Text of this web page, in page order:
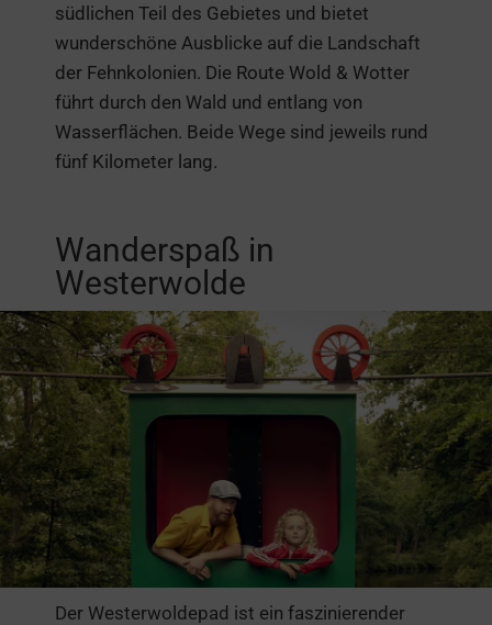
südlichen Teil des Gebietes und bietet
wunderschöne Ausblicke auf die Landschaft
der Fehnkolonien. Die Route Wold & Wotter
führt durch den Wald und entlang von
Wasserflächen. Beide Wege sind jeweils rund
fünf Kilometer lang.
Wanderspaß in
Westerwolde
Der Westerwoldepad ist ein faszinierender